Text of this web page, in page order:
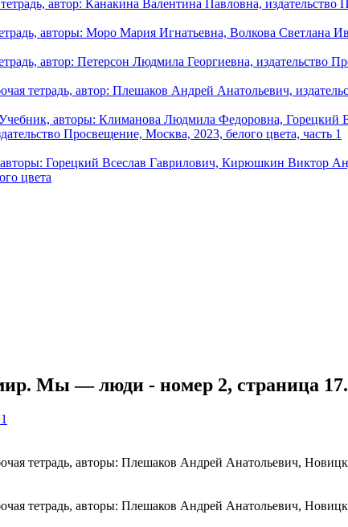
Мы — люди - номер 2, страница 17.